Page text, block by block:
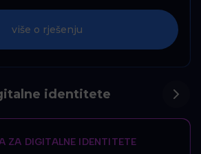
više o rješenju
identitete
ZA DIGITALNE IDENTITETE